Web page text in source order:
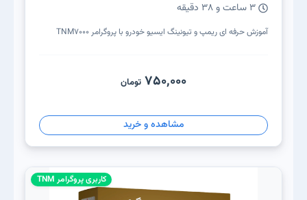
۳ ساعت و ۳۸ دقیقه
آموزش حرفه ای ریمپ و تیونینگ ایسیو خودرو با پروگرامر TNM7000
750,000 تومان
مشاهده و خرید
کاربری پروگرامر TNM